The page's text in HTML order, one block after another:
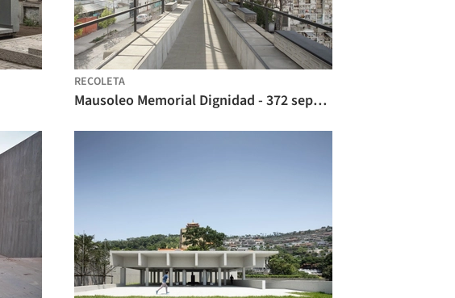
RECOLETA
Mausoleo Memorial Dignidad - 372 sepulturas para personas fallecidas en situación de calle / Grass+Batz Arquitectos